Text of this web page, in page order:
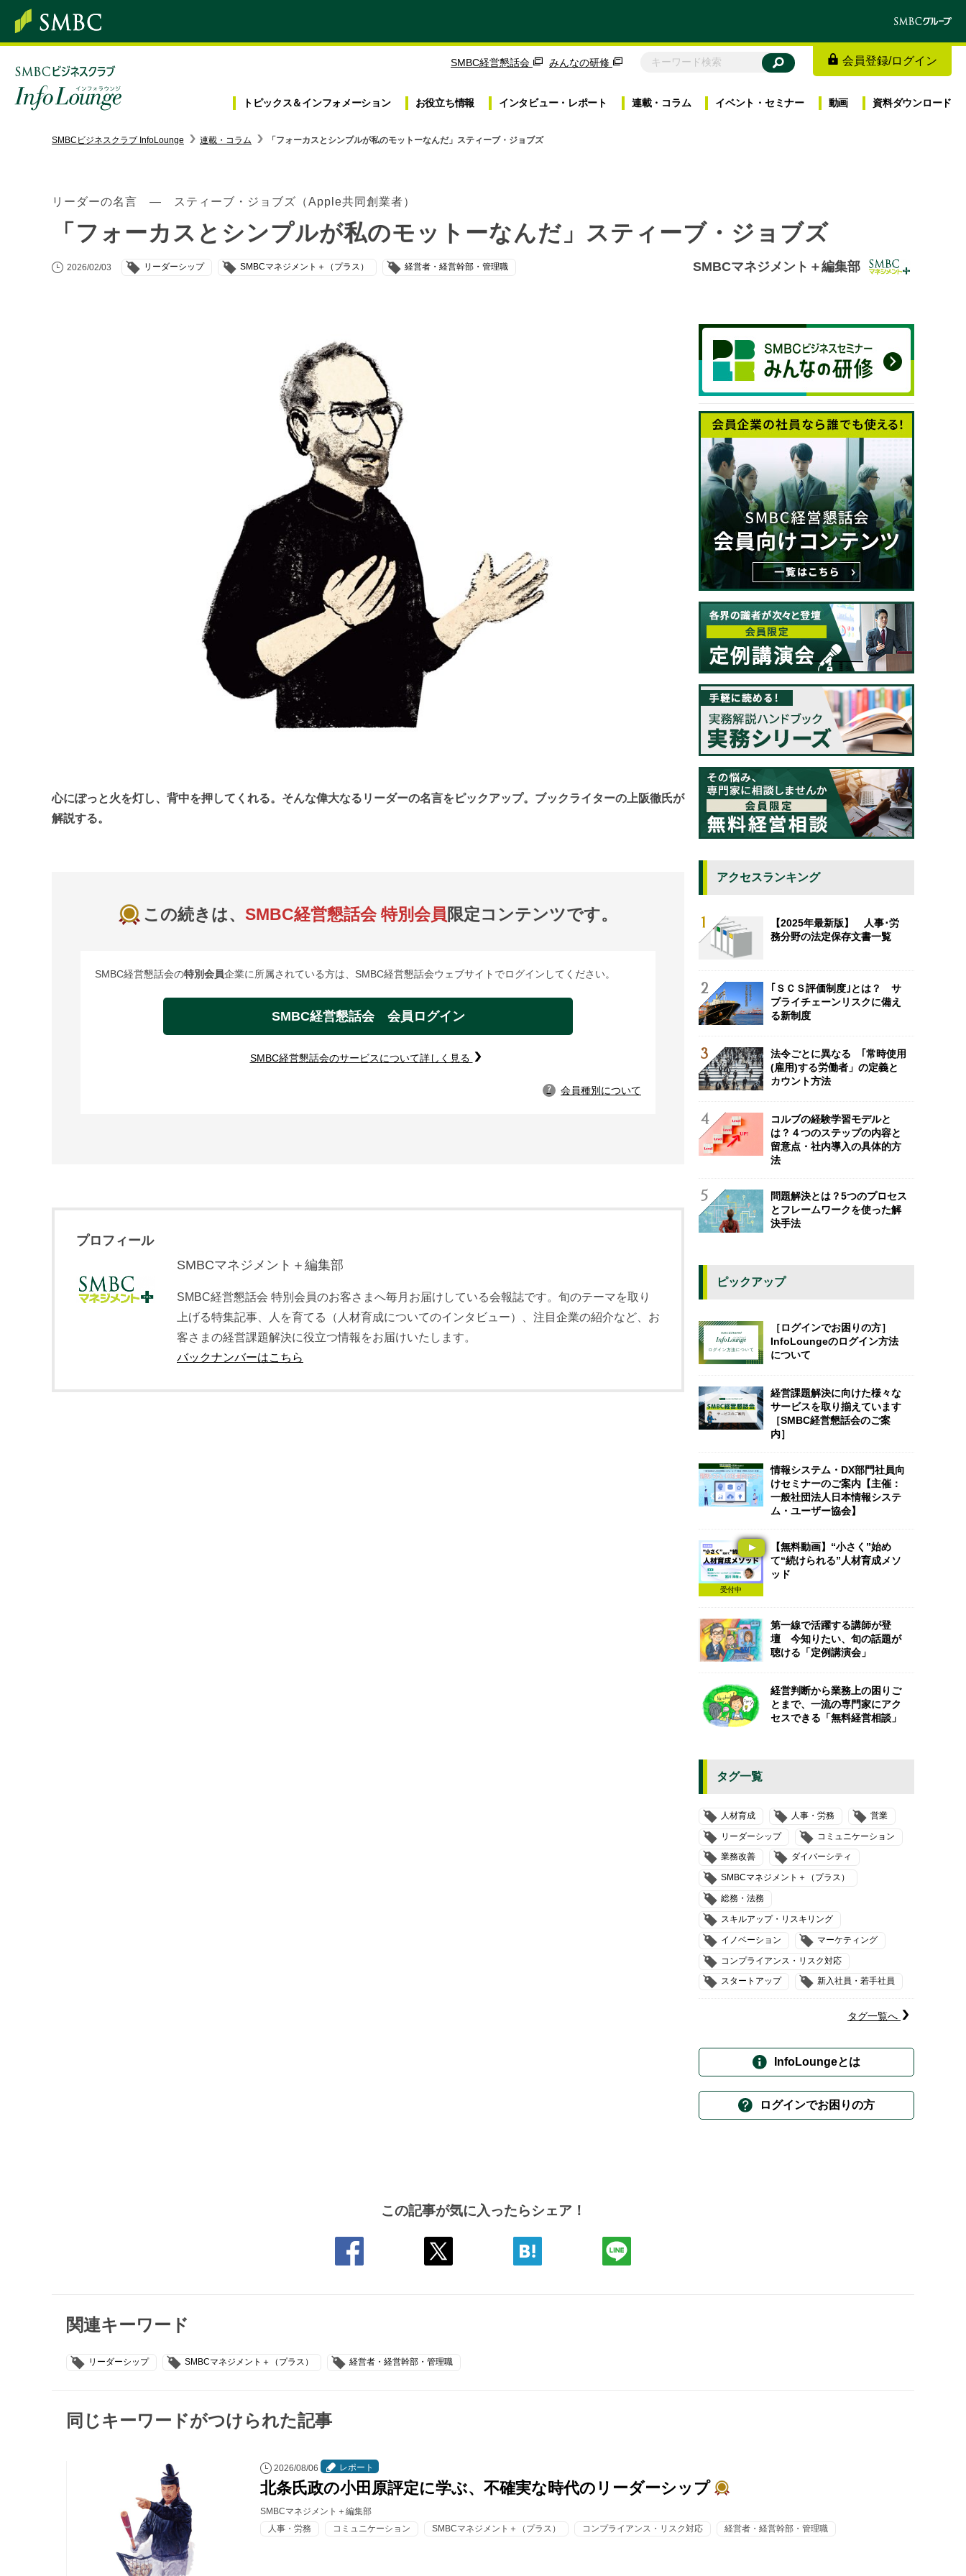
SMBC経営懇話会 みんなの研修 会員登録/ログイン
トピックス＆インフォメーション お役立ち情報 インタビュー・ レポート 連載・ コラム イベント・ セミナー 動画 資料ダウンロード
トピックス＆インフォメーション
SMBCビジネスクラブ InfoLounge 連載・コラム 「フォーカスとシンプルが私のモットーなんだ」スティーブ・ジョブズ
リーダーの名言 ― スティーブ・ジョブズ（Apple共同創業者）
「フォーカスとシンプルが私のモットーなんだ」スティーブ・ジョブズ
2026/02/03 リーダーシップ SMBCマネジメント＋（プラス） 経営者・経営幹部・管理職 SMBCマネジメント＋編集部
心にぽっと火を灯し、背中を押してくれる。そんな偉大なるリーダーの名言をピックアップ。ブックライターの上阪徹氏が
解説する。
この続きは、 SMBC経営懇話会 特別会員 限定コンテンツです。
SMBC経営懇話会の特別会員企業に所属されている方は、SMBC経営懇話会ウェブサイトでログインしてください。
SMBC経営懇話会 会員ログイン
SMBC経営懇話会のサービスについて詳しく見る
? 会員種別について
プロフィール
SMBCマネジメント＋編集部
SMBC経営懇話会 特別会員のお客さまへ毎月お届けしている会報誌です。旬のテーマを取り
上げる特集記事、人を育てる（人材育成についてのインタビュー）、注目企業の紹介など、お
客さまの経営課題解決に役立つ情報をお届けいたします。
バックナンバーはこちら
この記事が気に入ったらシェア！
関連キーワード
リーダーシップ SMBCマネジメント＋（プラス） 経営者・経営幹部・管理職
同じキーワードがつけられた記事
2026/08/06 レポート
北条氏政の小田原評定に学ぶ、不確実な時代のリーダーシップ
SMBCマネジメント＋編集部
人事・労務
コミュニケーション SMBCマネジメント＋（プラス） コンプライアンス・リスク対応 経営者・経営幹部・管理職
アクセスランキング
【2025年最新版】 人事･労
務分野の法定保存文書一覧
｢ＳＣＳ評価制度｣とは？ サ
プライチェーンリスクに備え
る新制度
法令ごとに異なる ｢常時使用
(雇用)する労働者」の定義と
カウント方法
コルブの経験学習モデルと
は？４つのステップの内容と
留意点・社内導入の具体的方
法
問題解決とは？5つのプロセス
とフレームワークを使った解
決手法
ピックアップ
［ログインでお困りの方］
InfoLoungeのログイン方法
について
経営課題解決に向けた様々な
サービスを取り揃えています
［SMBC経営懇話会のご案
内］
情報システム・DX部門社員向
けセミナーのご案内【主催：
一般社団法人日本情報システ
ム・ユーザー協会】
受付中
【無料動画】“小さく”始め
て“続けられる”人材育成メソ
ッド
第一線で活躍する講師が登
壇 今知りたい、旬の話題が
聴ける「定例講演会」
経営判断から業務上の困りご
とまで、一流の専門家にアク
セスできる「無料経営相談」
タグ一覧
人材育成 人事・労務 営業
リーダーシップ コミュニケーション
業務改善 ダイバーシティ
SMBCマネジメント＋（プラス）
総務・法務
スキルアップ・リスキリング
イノベーション マーケティング
コンプライアンス・リスク対応
スタートアップ 新入社員・若手社員
タグ一覧へ
InfoLoungeとは
ログインでお困りの方